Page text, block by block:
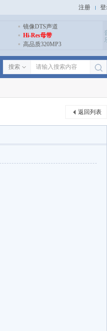
注册
镜像DTS声道
Hi-Res母带
高品质320MP3
搜索
返回列表